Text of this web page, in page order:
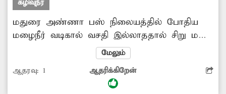
கழிவுநீர்
மதுரை அண்ணா பஸ் நிலையத்தில் போதிய
மழைநீர் வடிகால் வசதி இல்லாததால் சிறு மழை
பெய்தாலும் பஸ் நிலையம் உள்ளே அதிகளவில்
மழை நீர் தேங்கி நிற்கிறது. இதனால் பஸ்
நிலையம் வரும் பயணிகள் மிகவும்
சிரமமடைகின்றனர். எனவே சம்பந்தப்பட்ட
மேலும்
ஆதரவு: 1 ஆதரிக்கிறேன்